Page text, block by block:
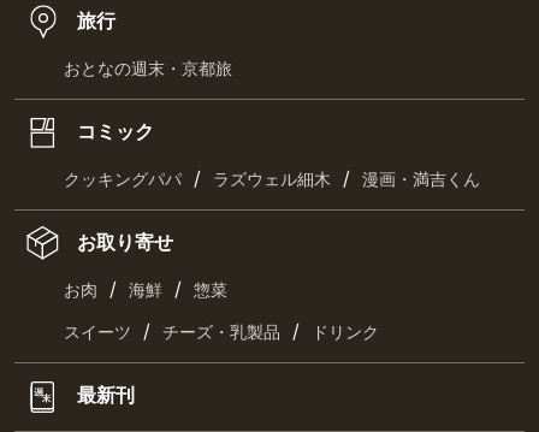
旅行
おとなの週末・京都旅
コミック
クッキングパパ / ラズウェル細木 / 漫画・満吉くん
お取り寄せ
お肉 / 海鮮 / 惣菜
スイーツ / チーズ・乳製品 / ドリンク
最新刊